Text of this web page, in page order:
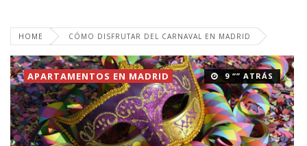
HOME CÓMO DISFRUTAR DEL CARNAVAL EN MADRID
9 “” ATRÁS
APARTAMENTOS EN MADRID